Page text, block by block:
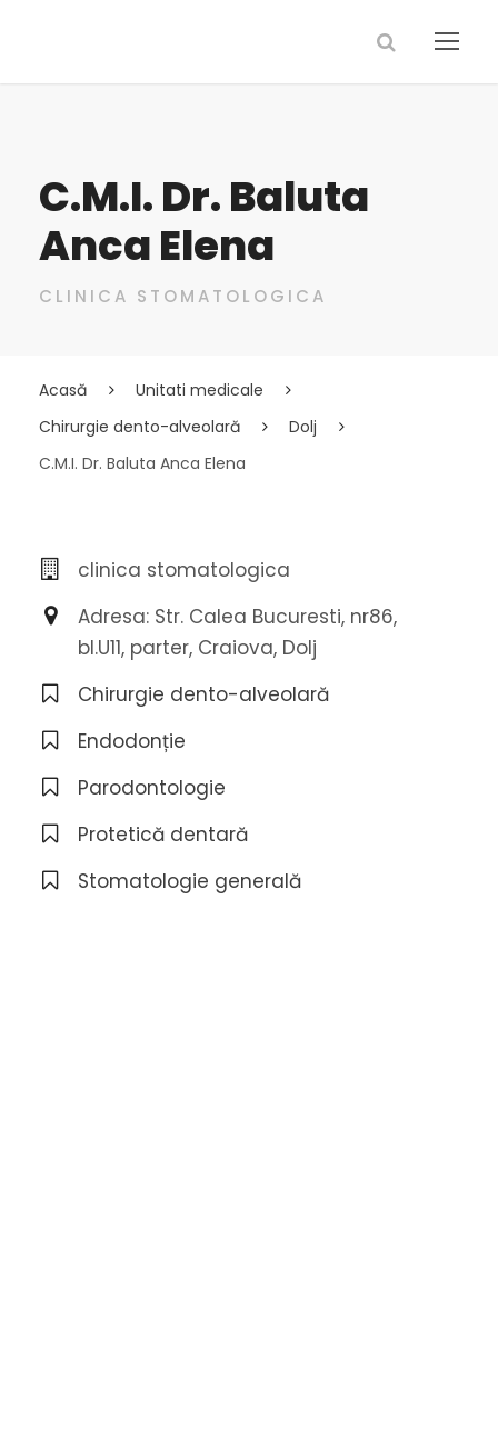
C.M.I. Dr. Baluta
Anca Elena
CLINICA STOMATOLOGICA
Acasă
Unitati medicale
Chirurgie dento-alveolară
Dolj
C.M.I. Dr. Baluta Anca Elena
clinica stomatologica
Adresa: Str. Calea Bucuresti, nr86,
bl.U11, parter, Craiova, Dolj
Chirurgie dento-alveolară
Endodonție
Parodontologie
Protetică dentară
Stomatologie generală